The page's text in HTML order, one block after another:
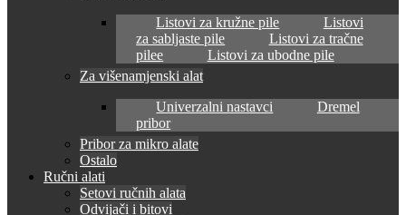
Listovi za kružne pile
Listovi
za sabljaste pile
Listovi za tračne
pilee
Listovi za ubodne pile
Za višenamjenski alat
Univerzalni nastavci
Dremel
pribor
Pribor za mikro alate
Ostalo
Ručni alati
Setovi ručnih alata
Odvijači i bitovi